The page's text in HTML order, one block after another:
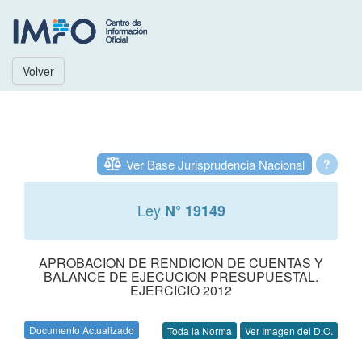
Volver
?
Ver Base Jurisprudencia Nacional
Ley N° 19149
APROBACION DE RENDICION DE CUENTAS Y
BALANCE DE EJECUCION PRESUPUESTAL.
EJERCICIO 2012
Documento Actualizado Toda la Norma Ver Imagen del D.O.